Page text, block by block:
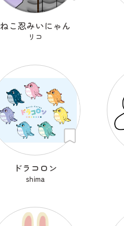
ねこ忍みいにゃん
リコ
ドラコロン
shima